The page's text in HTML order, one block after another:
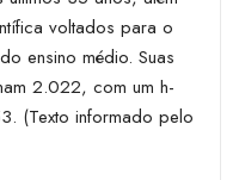
voltados para o
ensino médio. Suas
2.022, com um h-
(Texto informado pelo